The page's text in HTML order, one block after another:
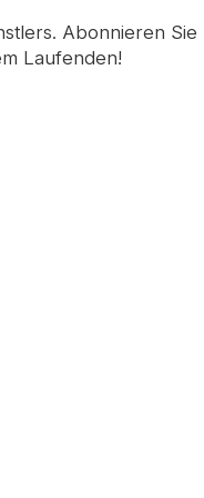
Abonnieren Sie
Laufenden!